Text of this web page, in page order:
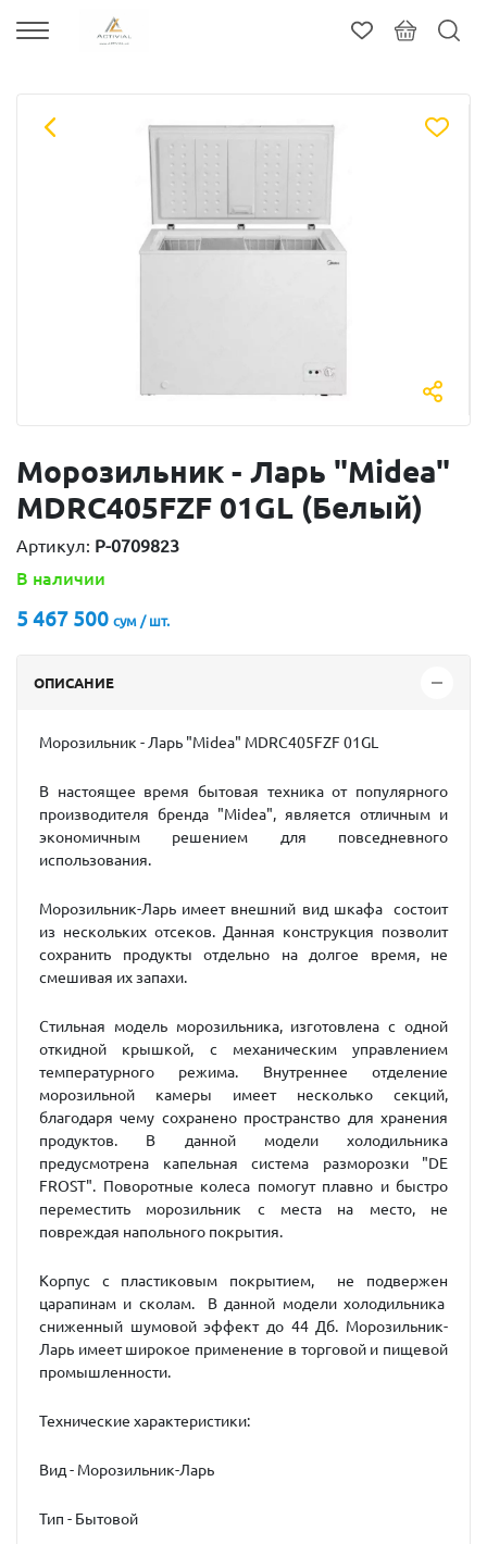
Морозильник - Ларь "Мidea"
MDRС405FZF 01GL (Белый)
Артикул: P-0709823
В наличии
5 467 500 сум / шт.
ОПИСАНИЕ
Морозильник - Ларь "Мidea" MDRС405FZF 01GL
В настоящее время бытовая техника от популярного
производителя бренда "Midea", является отличным и
экономичным решением для повседневного
использования.
Морозильник-Ларь имеет внешний вид шкафа состоит
из нескольких отсеков. Данная конструкция позволит
сохранить продукты отдельно на долгое время, не
смешивая их запахи.
Стильная модель морозильника, изготовлена с одной
откидной крышкой, с механическим управлением
температурного режима. Внутреннее отделение
морозильной камеры имеет несколько секций,
благодаря чему сохранено пространство для хранения
продуктов. В данной модели холодильника
предусмотрена капельная система разморозки "DE
FROST". Поворотные колеса помогут плавно и быстро
переместить морозильник с места на место, не
повреждая напольного покрытия.
Корпус с пластиковым покрытием, не подвержен
царапинам и сколам. В данной модели холодильника
сниженный шумовой эффект до 44 Дб. Морозильник-
Ларь имеет широкое применение в торговой и пищевой
промышленности.
Технические характеристики:
Вид - Морозильник-Ларь
Тип - Бытовой